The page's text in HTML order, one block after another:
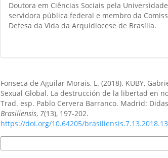
Doutora em Ciências Sociais pela
servidora pública federal e membro da
Defesa da Vida da Arquidiocese de Brasília.
Fonseca de Aguilar Morais, L. (2018). KUBY,
Sexual Global. La destrucción de la libertad en
Trad. esp. Pablo Cervera Barranco. Madrid:
Brasiliensis, 7(13), 197-202.
https://doi.org/10.64205/